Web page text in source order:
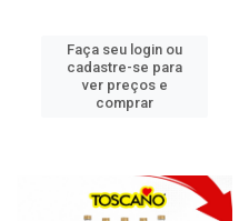
Faça seu login ou
cadastre-se para
ver preços e
comprar